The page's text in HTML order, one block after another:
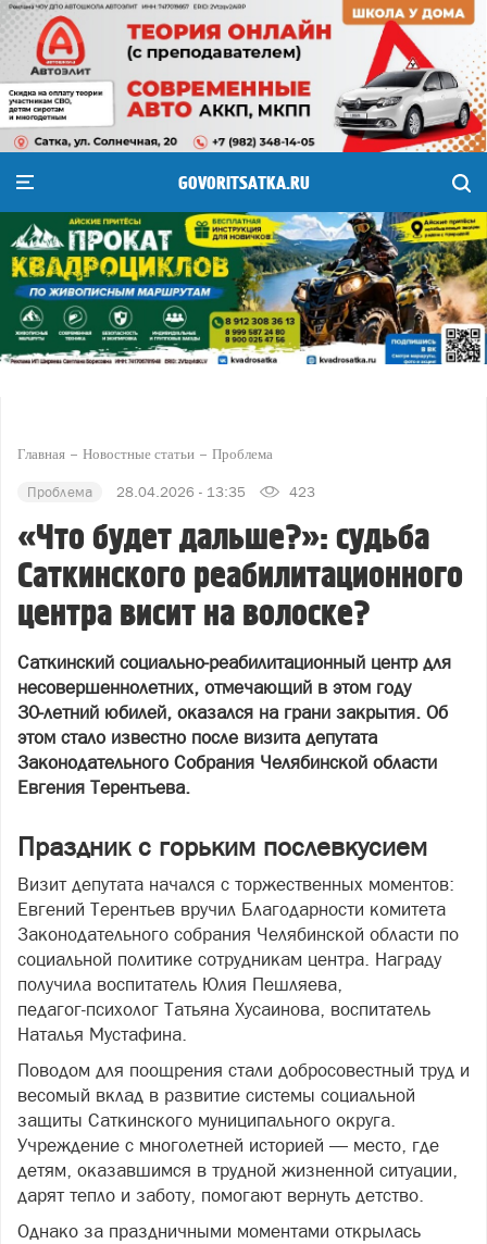
GOVORITSATKA.RU
Главная Новостные статьи Проблема
Проблема 28.04.2026 - 13:35 423
«Что будет дальше?»: судьба
Саткинского реабилитационного
центра висит на волоске?
Саткинский социально‑реабилитационный центр для
несовершеннолетних, отмечающий в этом году
30‑летний юбилей, оказался на грани закрытия. Об
этом стало известно после визита депутата
Законодательного Собрания Челябинской области
Евгения Терентьева.
Праздник с горьким послевкусием
Визит депутата начался с торжественных моментов:
Евгений Терентьев вручил Благодарности комитета
Законодательного собрания Челябинской области по
социальной политике сотрудникам центра. Награду
получила воспитатель Юлия Пешляева,
педагог‑психолог Татьяна Хусаинова, воспитатель
Наталья Мустафина.
Поводом для поощрения стали добросовестный труд и
весомый вклад в развитие системы социальной
защиты Саткинского муниципального округа.
Учреждение с многолетней историей — место, где
детям, оказавшимся в трудной жизненной ситуации,
дарят тепло и заботу, помогают вернуть детство.
Однако за праздничными моментами открылась